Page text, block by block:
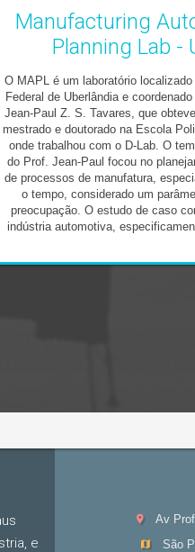
Manufacturing
Planning Lab -
O MAPL é um laboratório
Federal de Uberlândia e
Jean-Paul Z. S. Tavares, que
mestrado e doutorado na Escola
onde trabalhou com o D-Lab. O
do Prof. Jean-Paul focou no
de processos de manufatura,
o tempo, considerado um
preocupação. O estudo de caso
indústria automotiva,
e
Av
São